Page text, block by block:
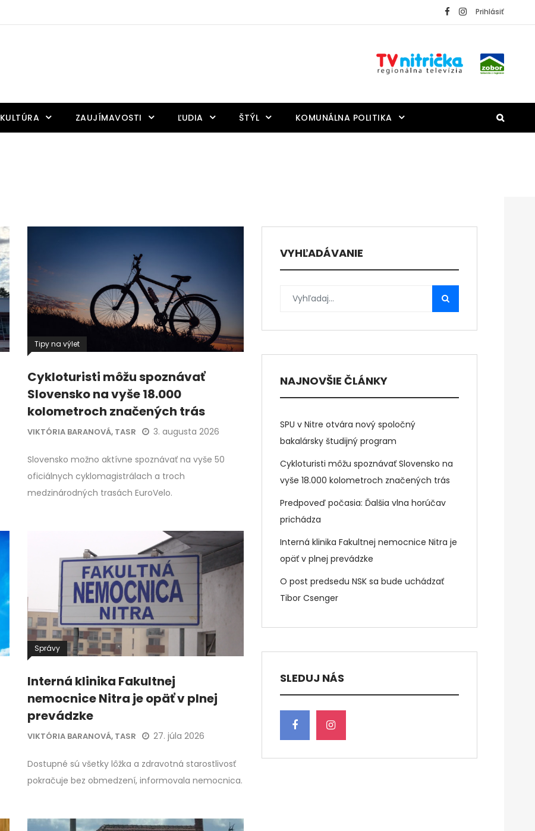
Prihlásiť
KULTÚRA ZAUJÍMAVOSTI ĽUDIA ŠTÝL KOMUNÁLNA POLITIKA
Tipy na výlet
Cykloturisti môžu spoznávať
Slovensko na vyše 18.000
kolometroch značených trás
VIKTÓRIA BARANOVÁ, TASR 3. augusta 2026
Slovensko možno aktívne spoznávať na vyše 50
oficiálnych cyklomagistrálach a troch
medzinárodných trasách EuroVelo.
Správy
Interná klinika Fakultnej
nemocnice Nitra je opäť v plnej
prevádzke
VIKTÓRIA BARANOVÁ, TASR 27. júla 2026
Dostupné sú všetky lôžka a zdravotná starostlivosť
pokračuje bez obmedzení, informovala nemocnica.
VYHĽADÁVANIE
NAJNOVŠIE ČLÁNKY
SPU v Nitre otvára nový spoločný
bakalársky študijný program
Cykloturisti môžu spoznávať Slovensko na
vyše 18.000 kolometroch značených trás
Predpoveď počasia: Ďalšia vlna horúčav
prichádza
Interná klinika Fakultnej nemocnice Nitra je
opäť v plnej prevádzke
O post predsedu NSK sa bude uchádzať
Tibor Csenger
SLEDUJ NÁS